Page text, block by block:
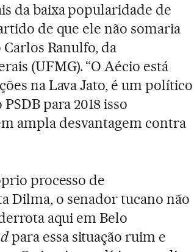
da baixa popularidade de
de que ele não somaria
Ranulfo, da
(UFMG). “O Aécio está
na Lava Jato, é um político
para 2018 isso
ampla desvantagem contra
processo de
Dilma, o senador tucano não
aqui em Belo
para essa situação ruim e